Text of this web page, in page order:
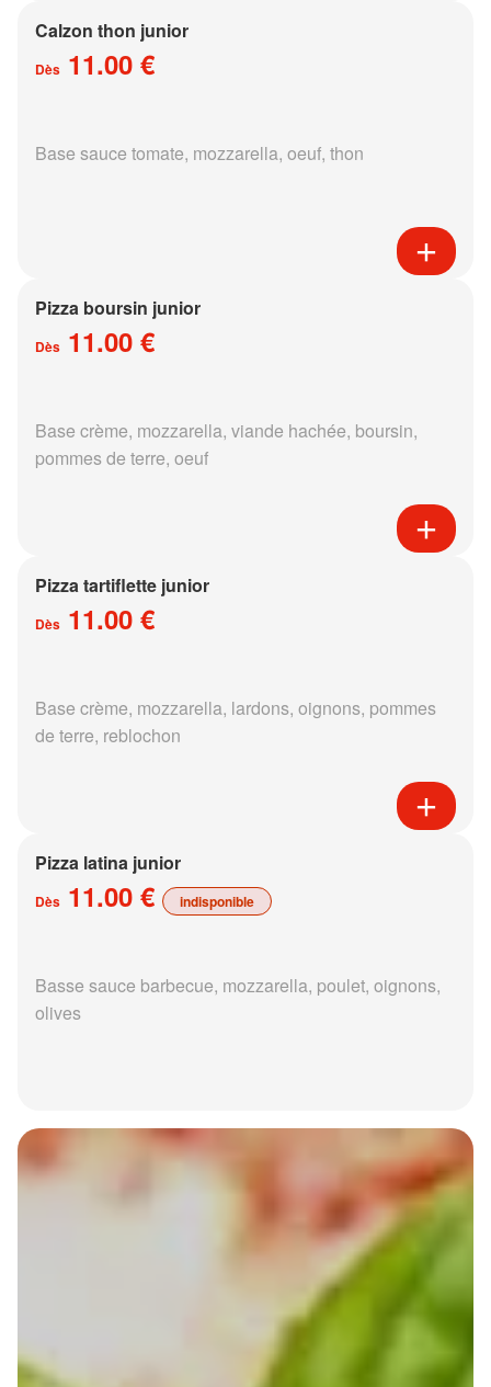
Calzon thon junior
Dès 11.00 €
Base sauce tomate, mozzarella, oeuf, thon
Pizza boursin junior
Dès 11.00 €
Base crème, mozzarella, viande hachée, boursin,
pommes de terre, oeuf
Pizza tartiflette junior
Dès 11.00 €
Base crème, mozzarella, lardons, oignons, pommes
de terre, reblochon
Pizza latina junior
Dès 11.00 € indisponible
Basse sauce barbecue, mozzarella, poulet, oignons,
olives